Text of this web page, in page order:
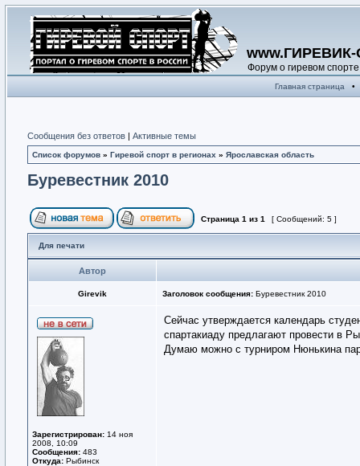
Форум о гиревом спорте
Главная страница •
Сообщения без ответов | Активные темы
Список форумов » Гиревой спорт в регионах » Ярославская область
Буревестник 2010
Страница 1 из 1 [ Сообщений: 5 ]
Для печати
Автор
Girevik Заголовок сообщения: Буревестник 2010
Зарегистрирован: 14 ноя
2008, 10:09
Сообщения: 483
Откуда: Рыбинск
Сейчас утверждается календарь
спартакиаду предлагают провести в
Думаю можно с турниром Нюнькина